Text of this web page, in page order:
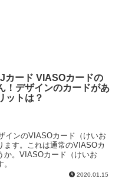
カード VIASOカードの
！デザインのカードがあ
ットは？
インのVIASOカード（けいお
ます。これは通常のVIASOカ
か。VIASOカード（けいお
2020.01.15